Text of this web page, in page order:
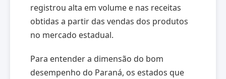
registrou alta em volume e nas receitas
obtidas a partir das vendas dos produtos
no mercado estadual.
Para entender a dimensão do bom
desempenho do Paraná, os estados que